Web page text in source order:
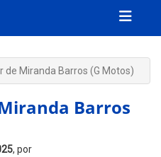
de Miranda Barros (G Motos)
Barros
, por